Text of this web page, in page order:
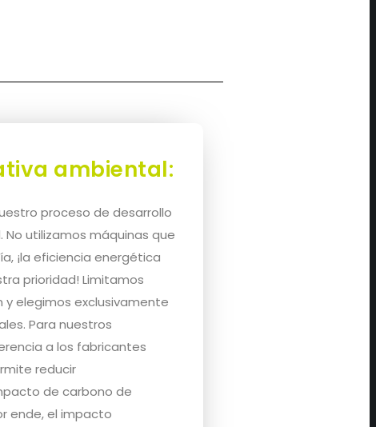
ambiental:
proceso de desarrollo
utilizamos máquinas que
¡la eficiencia energética
prioridad! Limitamos
elegimos exclusivamente
Para nuestros
a los fabricantes
reducir
de carbono de
ende, el impacto